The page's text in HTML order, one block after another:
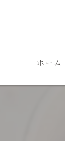
ホーム